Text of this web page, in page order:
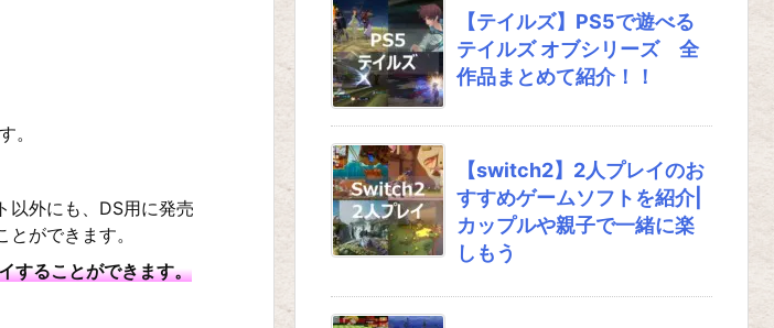
。
以外にも、DS用に発売
ができます。
することができます。
【テイルズ】PS5で遊べる
テイルズ オブシリーズ 全
作品まとめて紹介！！
【switch2】2人プレイのお
すすめゲームソフトを紹介|
カップルや親子で一緒に楽
しもう